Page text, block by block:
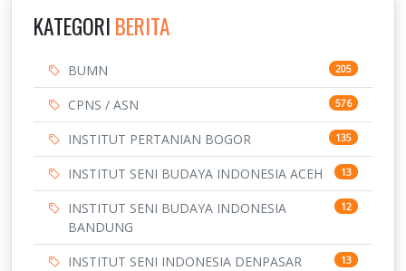
KATEGORI BERITA
BUMN 205
CPNS / ASN 576
INSTITUT PERTANIAN BOGOR 135
INSTITUT SENI BUDAYA INDONESIA ACEH 13
INSTITUT SENI BUDAYA INDONESIA
BANDUNG
12
INSTITUT SENI INDONESIA DENPASAR 13